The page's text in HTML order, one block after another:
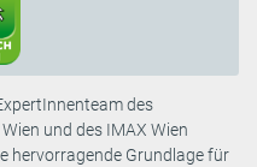
des
und des IMAX Wien
hervorragende Grundlage für